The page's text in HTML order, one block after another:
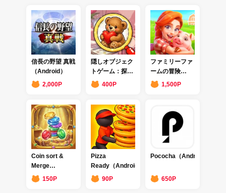
信長の野望 真戦
（Android）
2,000P
隠しオブジェク
トゲーム：探し
てみよう
（Android）
400P
ファミリーファ
ームの冒険
（Android）
1,500P
Coin sort &
Merge
Master（Android）
150P
Pizza
Ready（Android）
90P
Pococha（Android)
650P